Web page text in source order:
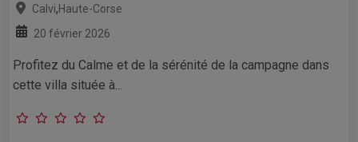
Calvi,Haute-Corse
20 février 2026
Profitez du Calme et de la sérénité de la campagne dans
cette villa située à...